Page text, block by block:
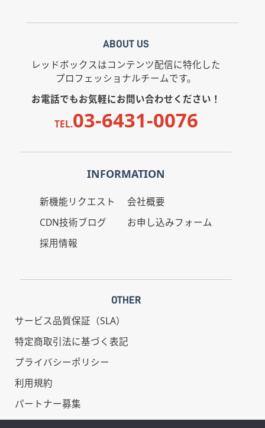
ABOUT US
レッドボックスはコンテンツ配信に特化した
プロフェッショナルチームです。
お電話でもお気軽にお問い合わせください！
TEL.03-6431-0076
INFORMATION
新機能リクエスト
CDN技術ブログ
採用情報
会社概要
お申し込みフォーム
OTHER
サービス品質保証（SLA）
特定商取引法に基づく表記
プライバシーポリシー
利用規約
パートナー募集
情報セキュリティ基本方針